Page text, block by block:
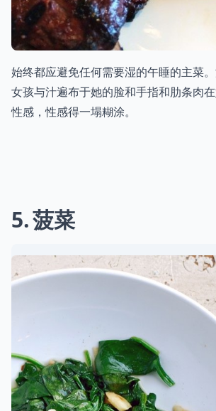
始终都应避免任何需要湿的午睡的主菜
女孩与汁遍布于她的脸和手指和肋条肉
性感，性感得一塌糊涂。
5 菠菜